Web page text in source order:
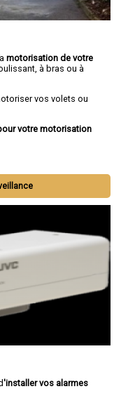
motorisation de votre
à bras ou à
vos volets ou
votre motorisation
'installer vos alarmes